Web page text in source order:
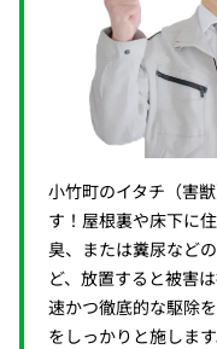
小竹町のイタチ（害
す！屋根裏や床下に
臭、または糞尿など
ど、放置すると被害
速かつ徹底的な駆除
をしっかりと施しま